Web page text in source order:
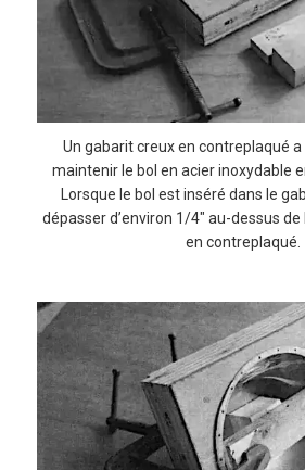
Un gabarit creux en contreplaqué
maintenir le bol en acier inoxydable
Lorsque le bol est inséré dans le
dépasser d’environ 1/4″ au-dessus
en contreplaqué.